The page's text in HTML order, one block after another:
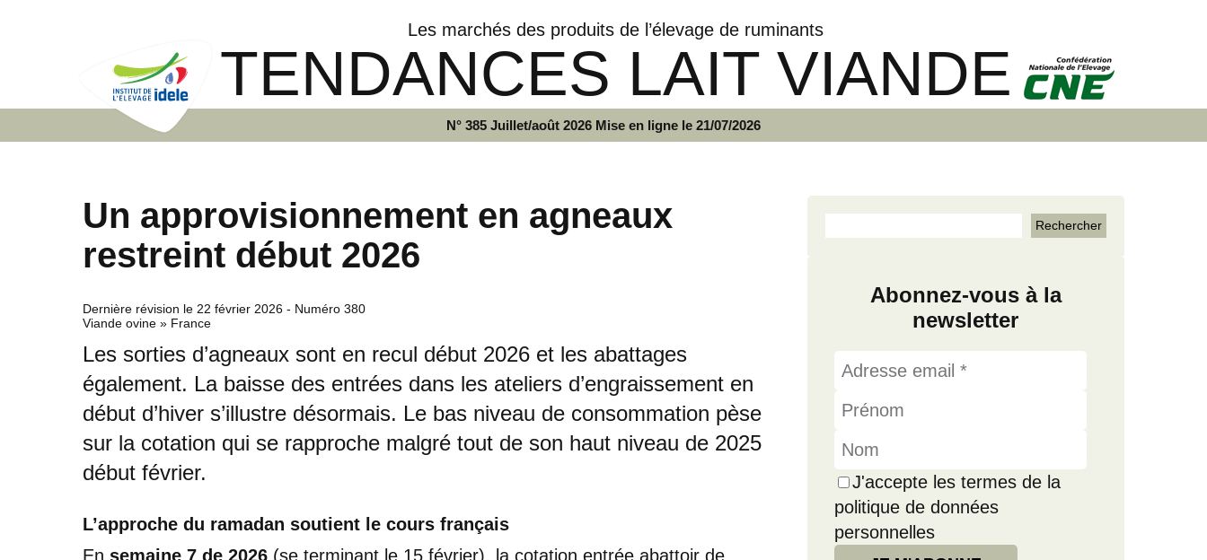
Les marchés des produits de l’élevage de ruminants
TENDANCES LAIT VIANDE
N° 385 Juillet/août 2026 Mise en ligne le 21/07/2026
Un approvisionnement en agneaux
restreint début 2026
Dernière révision le 22 février 2026 - Numéro 380
Viande ovine » France
Les sorties d’agneaux sont en recul début 2026 et les abattages
également. La baisse des entrées dans les ateliers d’engraissement en
début d’hiver s’illustre désormais. Le bas niveau de consommation pèse
sur la cotation qui se rapproche malgré tout de son haut niveau de 2025
début février.
L’approche du ramadan soutient le cours français
En semaine 7 de 2026 (se terminant le 15 février), la cotation entrée abattoir de
Abonnez-vous à la
newsletter
J'accepte les termes de la
politique de données
personnelles